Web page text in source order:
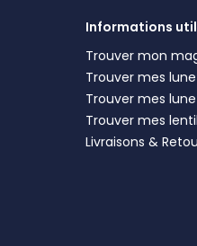
Informations
Trouver mon
Trouver mes
Trouver mes
Trouver mes
Livraisons &